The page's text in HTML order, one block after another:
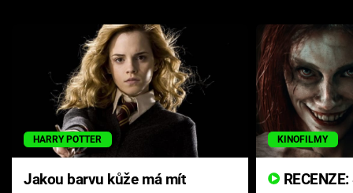
HARRY POTTER
Jakou barvu kůže má mít
KINOFILMY